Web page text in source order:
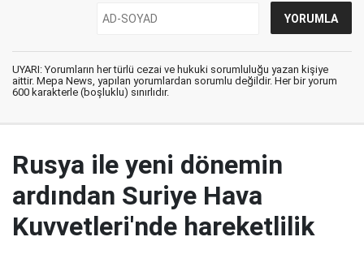
UYARI: Yorumların her türlü cezai ve hukuki sorumluluğu yazan kişiye
aittir. Mepa News, yapılan yorumlardan sorumlu değildir. Her bir yorum
600 karakterle (boşluklu) sınırlıdır.
Rusya ile yeni dönemin
ardından Suriye Hava
Kuvvetleri'nde hareketlilik